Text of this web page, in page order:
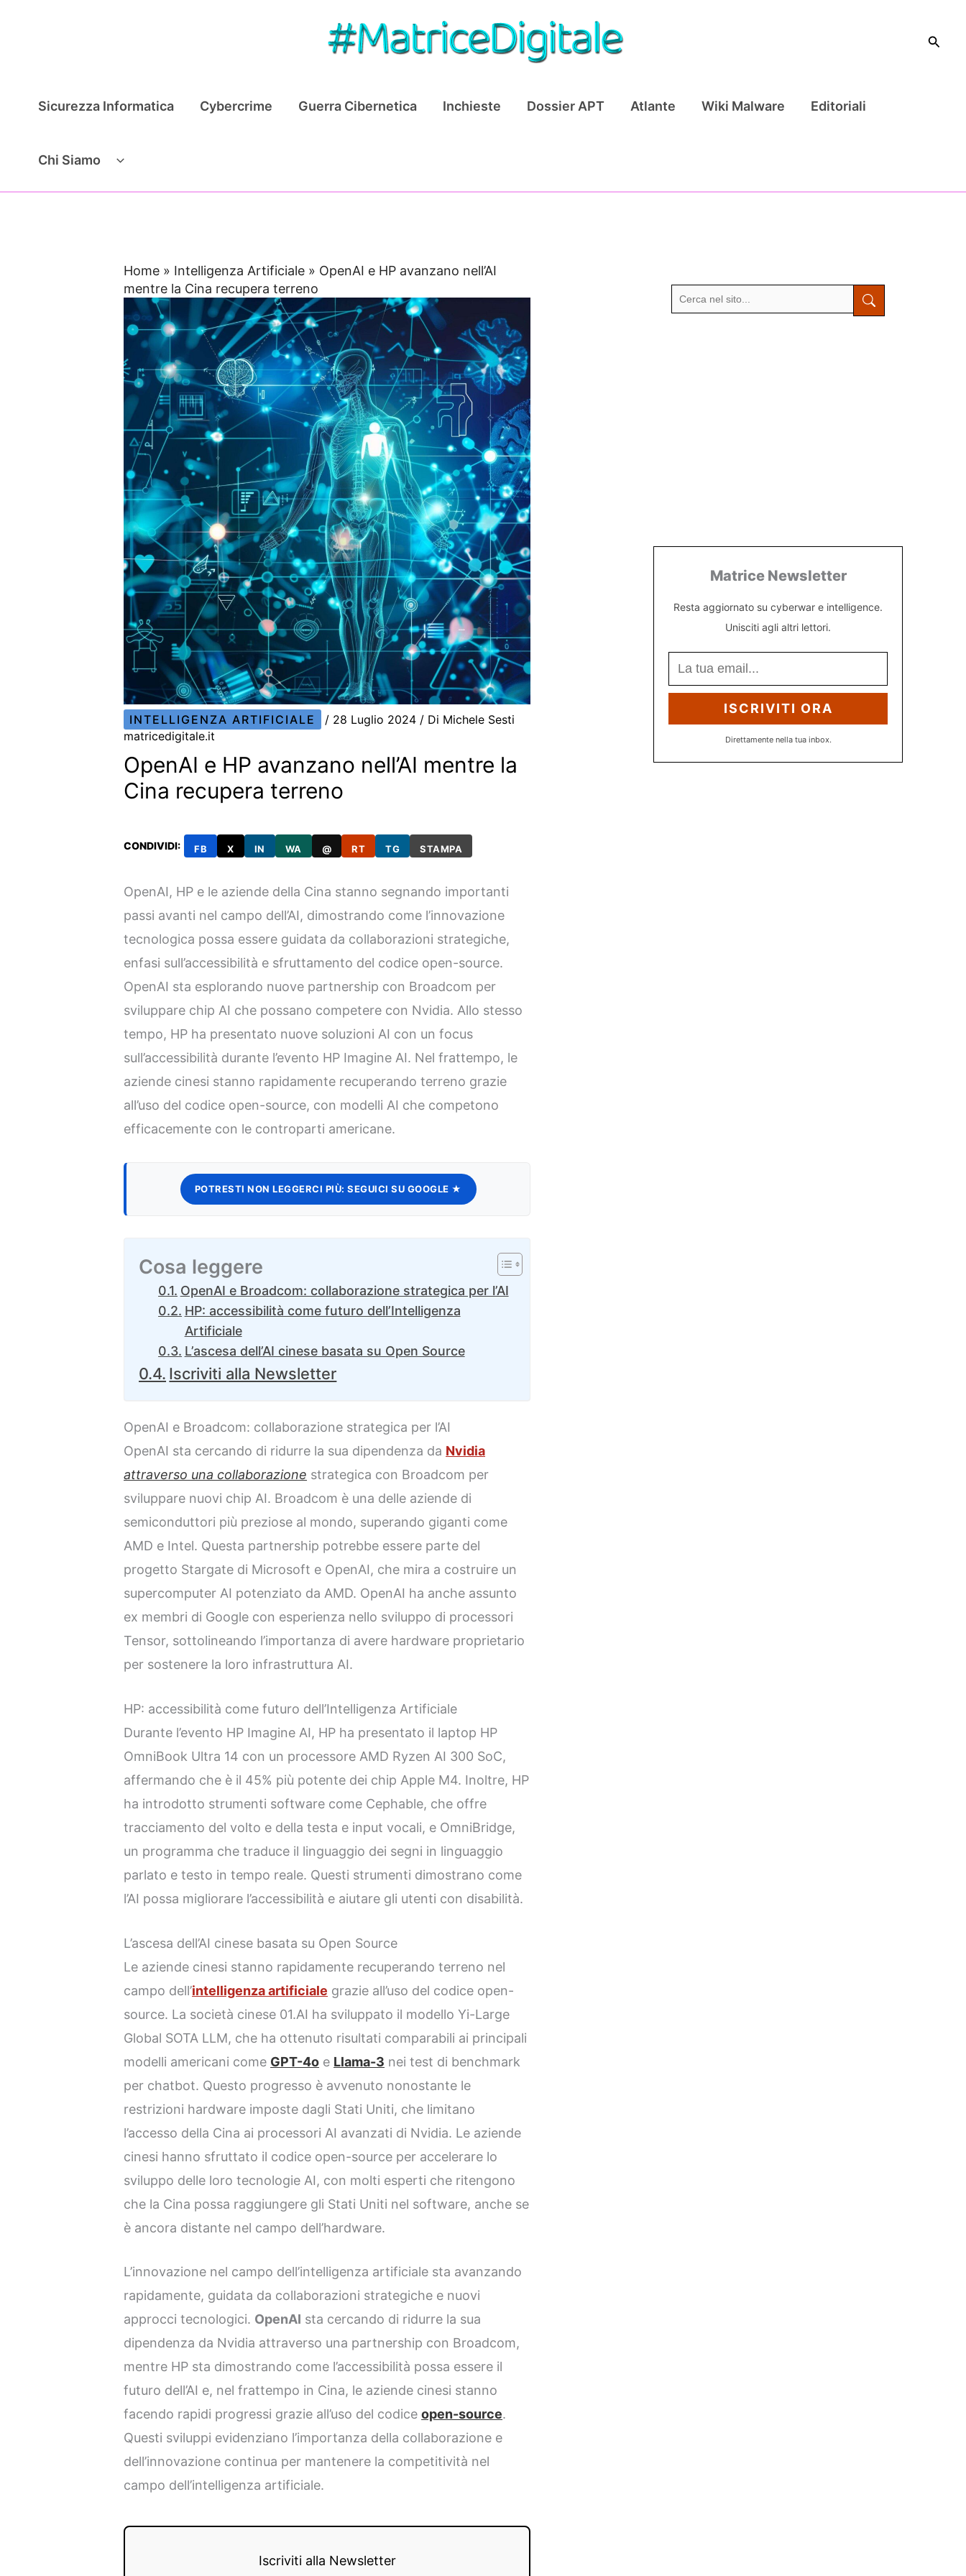
Cerca
Sicurezza Informatica Cybercrime Guerra Cibernetica Inchieste Dossier APT Atlante Wiki Malware Editoriali
Chi Siamo
Home » Intelligenza Artificiale » OpenAI e HP avanzano nell’AI
mentre la Cina recupera terreno
INTELLIGENZA ARTIFICIALE / 28 Luglio 2024 / Di Michele Sesti
matricedigitale.it
OpenAI e HP avanzano nell’AI mentre la
Cina recupera terreno
CONDIVIDI: FB X IN WA @ RT TG STAMPA
OpenAI, HP e le aziende della Cina stanno segnando importanti
passi avanti nel campo dell’AI, dimostrando come l’innovazione
tecnologica possa essere guidata da collaborazioni strategiche,
enfasi sull’accessibilità e sfruttamento del codice open-source.
OpenAI sta esplorando nuove partnership con Broadcom per
sviluppare chip AI che possano competere con Nvidia. Allo stesso
tempo, HP ha presentato nuove soluzioni AI con un focus
sull’accessibilità durante l’evento HP Imagine AI. Nel frattempo, le
aziende cinesi stanno rapidamente recuperando terreno grazie
all’uso del codice open-source, con modelli AI che competono
efficacemente con le controparti americane.
POTRESTI NON LEGGERCI PIÙ: SEGUICI SU GOOGLE ★
Cosa leggere
OpenAI e Broadcom: collaborazione strategica per l’AI
HP: accessibilità come futuro dell’Intelligenza
Artificiale
L’ascesa dell’AI cinese basata su Open Source
Iscriviti alla Newsletter
OpenAI e Broadcom: collaborazione strategica per l’AI
OpenAI sta cercando di ridurre la sua dipendenza da Nvidia
attraverso una collaborazione strategica con Broadcom per
sviluppare nuovi chip AI. Broadcom è una delle aziende di
semiconduttori più preziose al mondo, superando giganti come
AMD e Intel. Questa partnership potrebbe essere parte del
progetto Stargate di Microsoft e OpenAI, che mira a costruire un
supercomputer AI potenziato da AMD. OpenAI ha anche assunto
ex membri di Google con esperienza nello sviluppo di processori
Tensor, sottolineando l’importanza di avere hardware proprietario
per sostenere la loro infrastruttura AI.
HP: accessibilità come futuro dell’Intelligenza Artificiale
Durante l’evento HP Imagine AI, HP ha presentato il laptop HP
OmniBook Ultra 14 con un processore AMD Ryzen AI 300 SoC,
affermando che è il 45% più potente dei chip Apple M4. Inoltre, HP
ha introdotto strumenti software come Cephable, che offre
tracciamento del volto e della testa e input vocali, e OmniBridge,
un programma che traduce il linguaggio dei segni in linguaggio
parlato e testo in tempo reale. Questi strumenti dimostrano come
l’AI possa migliorare l’accessibilità e aiutare gli utenti con disabilità.
L’ascesa dell’AI cinese basata su Open Source
Le aziende cinesi stanno rapidamente recuperando terreno nel
campo dell’intelligenza artificiale grazie all’uso del codice open-
source. La società cinese 01.AI ha sviluppato il modello Yi-Large
Global SOTA LLM, che ha ottenuto risultati comparabili ai principali
modelli americani come GPT-4o e Llama-3 nei test di benchmark
per chatbot. Questo progresso è avvenuto nonostante le
restrizioni hardware imposte dagli Stati Uniti, che limitano
l’accesso della Cina ai processori AI avanzati di Nvidia. Le aziende
cinesi hanno sfruttato il codice open-source per accelerare lo
sviluppo delle loro tecnologie AI, con molti esperti che ritengono
che la Cina possa raggiungere gli Stati Uniti nel software, anche se
è ancora distante nel campo dell’hardware.
L’innovazione nel campo dell’intelligenza artificiale sta avanzando
rapidamente, guidata da collaborazioni strategiche e nuovi
approcci tecnologici. OpenAI sta cercando di ridurre la sua
dipendenza da Nvidia attraverso una partnership con Broadcom,
mentre HP sta dimostrando come l’accessibilità possa essere il
futuro dell’AI e, nel frattempo in Cina, le aziende cinesi stanno
facendo rapidi progressi grazie all’uso del codiceopen-source.
Questi sviluppi evidenziano l’importanza della collaborazione e
dell’innovazione continua per mantenere la competitività nel
campo dell’intelligenza artificiale.
Iscriviti alla Newsletter
Matrice Newsletter
Resta aggiornato su cyberwar e intelligence.
Unisciti agli altri lettori.
ISCRIVITI ORA
Direttamente nella tua inbox.